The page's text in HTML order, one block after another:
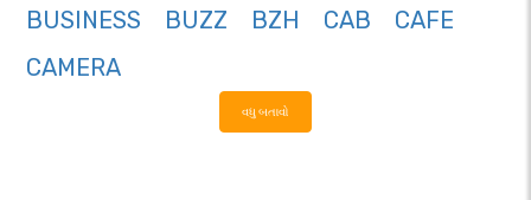
BUSINESS
BUZZ BZH CAB
CAFE
CAMERA
વધુ બતાવો